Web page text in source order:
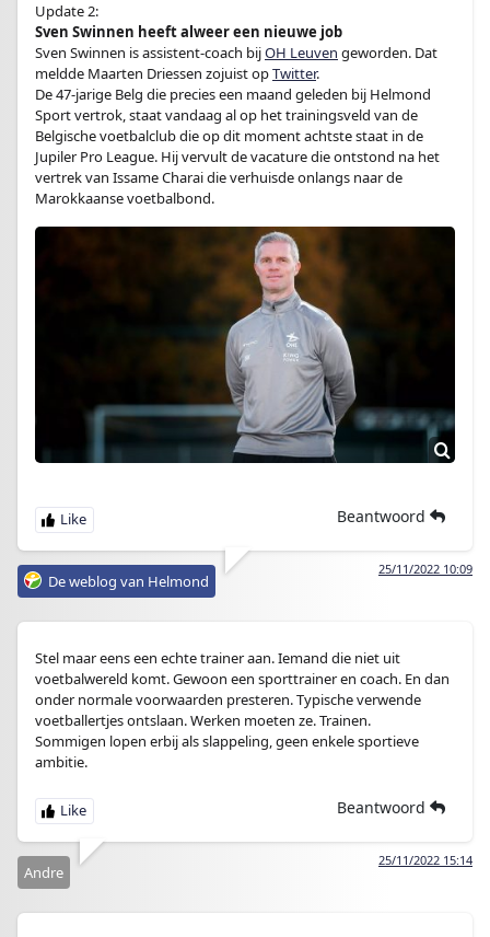
Update 2:
Sven Swinnen heeft alweer een nieuwe job
Sven Swinnen is assistent-coach bijOH Leuven geworden. Dat
meldde Maarten Driessen zojuist opTwitter.
De 47-jarige Belg die precies een maand geleden bij Helmond
Sport vertrok, staat vandaag al op het trainingsveld van de
Belgische voetbalclub die op dit moment achtste staat in de
Jupiler Pro League. Hij vervult de vacature die ontstond na het
vertrek van Issame Charai die verhuisde onlangs naar de
Marokkaanse voetbalbond.
Beantwoord
25/11/2022 10:09
De weblog van Helmond
Stel maar eens een echte trainer aan. Iemand die niet uit
voetbalwereld komt. Gewoon een sporttrainer en coach. En dan
onder normale voorwaarden presteren. Typische verwende
voetballertjes ontslaan. Werken moeten ze. Trainen.
Sommigen lopen erbij als slappeling, geen enkele sportieve
ambitie.
Beantwoord
25/11/2022 15:14
Andre